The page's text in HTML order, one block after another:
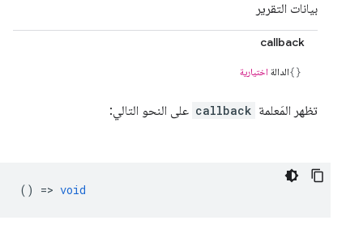
بيانات التقرير
callback
الدالة اختيارية
تظهر المَعلمة callback على النحو التالي:
() => void